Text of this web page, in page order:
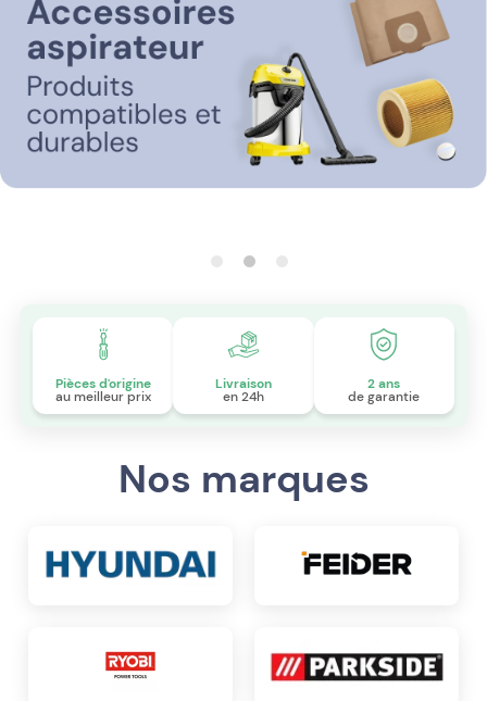
Pièces d'origine
au meilleur prix
Livraison
en 24h
2 ans
de garantie
Nos marques